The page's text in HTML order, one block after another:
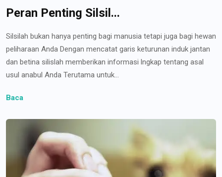
Peran Penting Silsil...
Silsilah bukan hanya penting bagi manusia tetapi juga bagi hewan
peliharaan Anda Dengan mencatat garis keturunan induk jantan
dan betina silislah memberikan informasi lngkap tentang asal
usul anabul Anda Terutama untuk...
Baca